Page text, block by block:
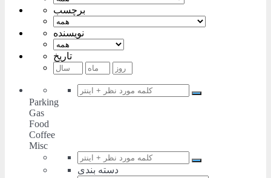
برچسب
نویسنده
تاریخ
Parking
Gas
Food
Coffee
Misc
دسته بندی